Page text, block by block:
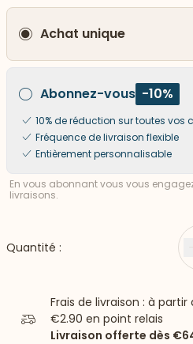
vers le bas
Achat unique
Abonnez-vous -10%
10% de réduction sur toutes vos
Fréquence de livraison flexible
Entièrement personnalisable
En vous abonnant vous vous
livraisons.
Quantité :
Frais de livraison : à partir
€2.90 en point relais
Livraison offerte dès